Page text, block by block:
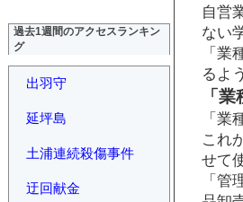
自営
ない
「業
るよ
「
「業
これ
せて
「管
過去1週間のアクセスランキン
グ
出羽守
延坪島
土浦連続殺傷事件
迂回献金